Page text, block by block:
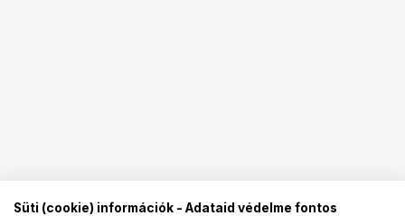
Süti (cookie) információk - Adataid védelme fontos